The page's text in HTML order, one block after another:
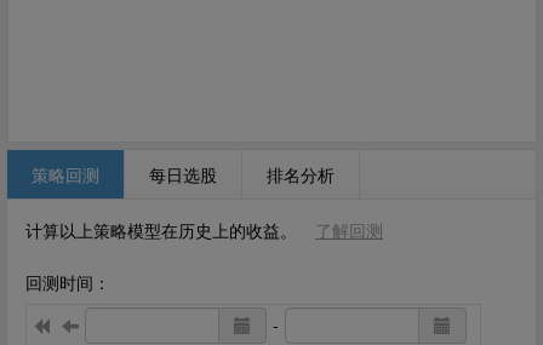
策略回测 每日选股 排名分析
计算以上策略模型在历史上的收益。 了解回测
回测时间：
-